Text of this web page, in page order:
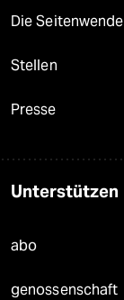
Die Seitenwende
Stellen
Presse
Unterstützen
abo
genossenschaft